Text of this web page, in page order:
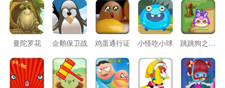
曼陀罗花 企鹅保卫战 鸡蛋通行证 小怪吃小球 跳跳狗之丛林大冒险